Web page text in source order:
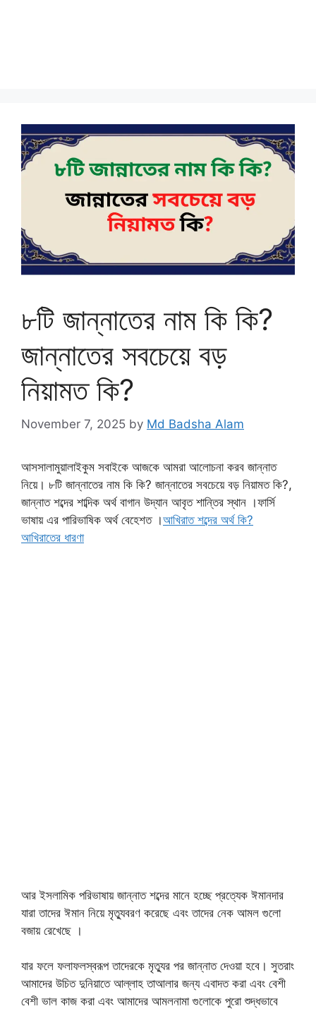
৮টি জান্নাতের নাম কি কি?
জান্নাতের সবচেয়ে বড়
নিয়ামত কি?
November 7, 2025 by Md Badsha Alam
আসসালামুয়ালাইকুম সবাইকে আজকে আমরা আলোচনা করব জান্নাত
নিয়ে। ৮টি জান্নাতের নাম কি কি? জান্নাতের সবচেয়ে বড় নিয়ামত কি?,
জান্নাত শব্দের শাব্দিক অর্থ বাগান উদ্যান আবৃত শান্তির স্থান ।ফার্সি
ভাষায় এর পারিভাষিক অর্থ বেহেশত ।আখিরাত শব্দের অর্থ কি?
আখিরাতের ধারণা
আর ইসলামিক পরিভাষায় জান্নাত শব্দের মানে হচ্ছে প্রত্যেক ঈমানদার
যারা তাদের ঈমান নিয়ে মৃত্যুবরণ করেছে এবং তাদের নেক আমল গুলো
বজায় রেখেছে ।
যার ফলে ফলাফলস্বরূপ তাদেরকে মৃত্যুর পর জান্নাত দেওয়া হবে। সুতরাং
আমাদের উচিত দুনিয়াতে আল্লাহ তাআলার জন্য এবাদত করা এবং বেশী
বেশী ভাল কাজ করা এবং আমাদের আমলনামা গুলোকে পুরো শুদ্ধভাবে